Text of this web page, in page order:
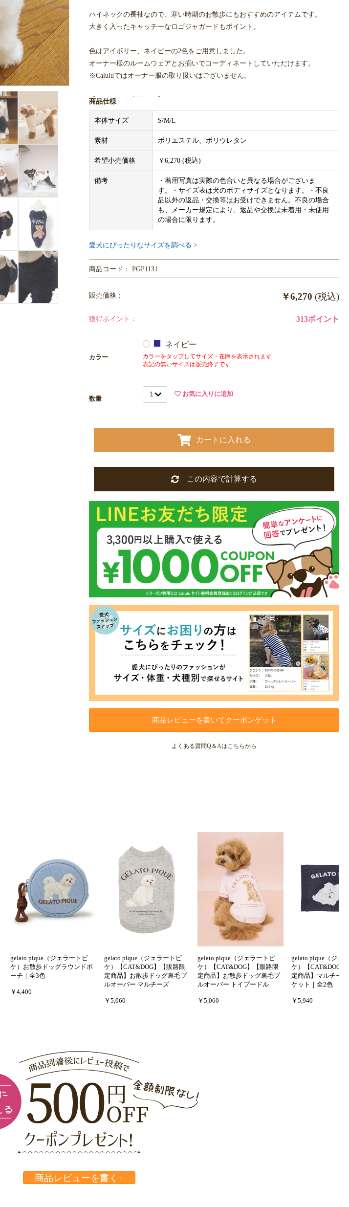
ハイネックの長袖なので、寒い時期のお散歩にもおすすめのアイテムです。
大きく入ったキャッチーなロゴジャガードもポイント。
色はアイボリー、ネイビーの2色をご用意しました。
オーナー様のルームウェアとお揃いでコーディネートしていただけます。
※Caluluではオーナー服の取り扱いはございません。
【ジェラート素材とは】
GELATO（ジェラート）… ブランドの代名詞でもあるもこもこ素材。まるでふん
わりと焼かれたケーキスポンジのような、一度味わったら離れることができない
柔らかさ。
※こちらの商品は、gelato piqueのサイズ規格でつくられております。他ブランド
とのサイズ規格は異なりますので、必ず商品画像内サイズ表をご参照ください。
※商品に同封されますサイズ表は洋服の実寸サイズです。商品画像内サイズ表と
S…20cm／28.5cm／20cm ／32cm
M…23.5cm／32cm／23cm／38cm
L…28cm／35.5cm／26cm／42cm
購入価格はメーカー希望小売価格です。
※商品画像はサンプルのため、色味やサイズ等の仕様に変更がある場合がござい
ますので、予めご了承ください。
商品仕様
本体サイズ S/M/L
素材 ポリエステル、ポリウレタン
希望小売価格 ￥6,270 (税込)
備考
・着用写真は実際の色合いと異なる場合がございま
す。・サイズ表は犬のボディサイズとなります。・不良
品以外の返品・交換等はお受けできません。不良の場合
も、メーカー規定により、返品や交換は未着用・未使用
の場合に限ります。
愛犬にぴったりなサイズを調べる >
商品コード： PGP1131
販売価格： ￥6,270 (税込)
獲得ポイント： 313ポイント
カラー
ネイビー
カラーをタップしてサイズ・在庫を表示されます
表記の無いサイズは販売終了です
数量
お気に入りに追加
カートに入れる
カートへ進む
この内容で計算する
商品レビューを書いてクーポンゲット
よくある質問Q＆Aはこちらから
gelato pique（ジェラートピ
ケ）お散歩ドッグラウンドポ
ーチ｜全3色
￥4,400
gelato pique（ジェラートピ
ケ）【CAT&DOG】【販路限
定商品】お散歩ドッグ裏毛プ
ルオーバー マルチーズ
￥5,060
gelato pique（ジェラートピ
ケ）【CAT&DOG】【販路限
定商品】お散歩ドッグ裏毛プ
ルオーバー トイプードル
￥5,060
gelato pique（ジェ
ケ）【CAT&DOG】
定商品】マルチー
ケット｜全2色
￥5,940
商品レビューを書く+